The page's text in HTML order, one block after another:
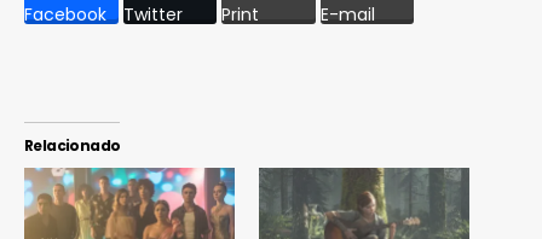
Facebook Twitter Print E-mail
Relacionado